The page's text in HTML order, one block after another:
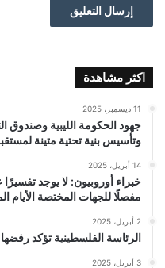
اكثر مشاهدة
11 ديسمبر، 2025
جهود الحكومة الليبية وصندوق
وتأسيس بنية تحتية متينة
14 أبريل، 2025
خبراء أوروبيون: لا يوجد
مفصلًا للجهات المختصة الأيام
2 أبريل، 2025
الرئاسة الفلسطينية تؤكد
3 أبريل، 2025